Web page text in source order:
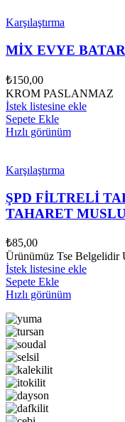
Karşılaştırma
MİX EVYE
₺150,00
KROM PASLANMAZ
İstek listesine ekle
Sepete Ekle
Hızlı görünüm
Karşılaştırma
ŞPD FİLTRELİ
TAHARET
₺85,00
Ürünümüz Tse
İstek listesine ekle
Sepete Ekle
Hızlı görünüm